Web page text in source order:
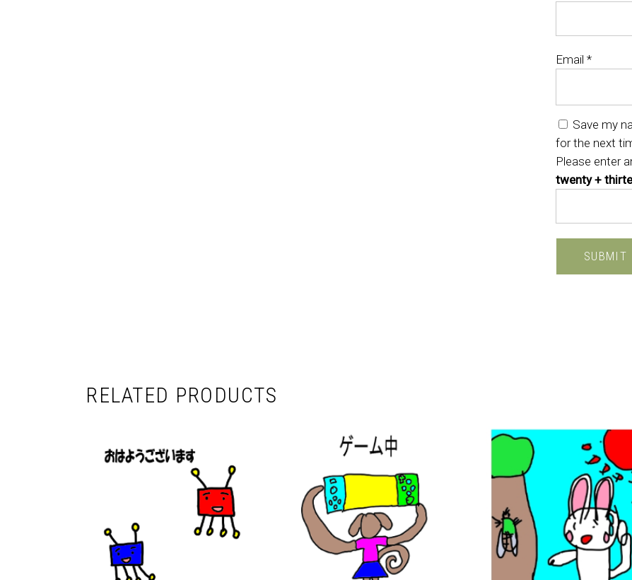
Email *
Save my
for the next
Please enter
twenty +
RELATED PRODUCTS